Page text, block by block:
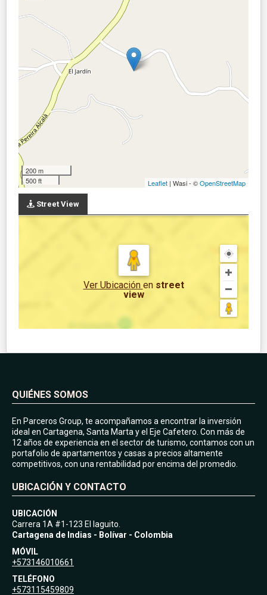
200 m
500 ft
Leaflet | Wasi - ©OpenStreetMap
Street View
Ver Ubicación en street
view
QUIÉNES SOMOS
En Parceros Group, te acompañamos a encontrar la inversión
ideal en Cartagena, Santa Marta y el Eje Cafetero. Con más de
12 años de experiencia en el sector de turismo, contamos con un
portafolio de apartamentos y casas a precios altamente
competitivos, con una rentabilidad por encima del promedio.
UBICACIÓN Y CONTACTO
UBICACIÓN
Carrera 1A #1-123 El laguito.
Cartagena de Indias - Bolívar - Colombia
MÓVIL
+573146010661
TELÉFONO
+573115459809